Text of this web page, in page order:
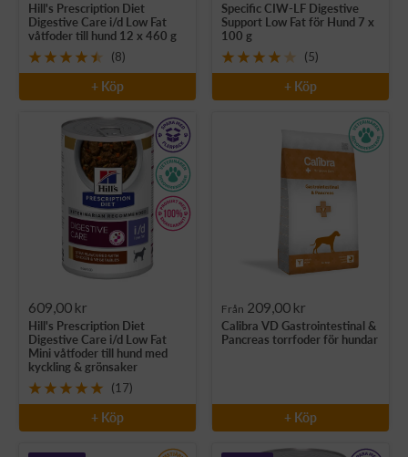
pris
Hill's Prescription Diet
Digestive Care i/d Low Fat
våtfoder till hund 12 x 460 g
(8)
+ Köp
pris
Specific CIW-LF Digestive
Support Low Fat för Hund 7 x
100 g
(5)
+ Köp
Rea-
pris
609,00 kr
Hill's Prescription Diet
Digestive Care i/d Low Fat
Mini våtfoder till hund med
kyckling & grönsaker
(17)
+ Köp
Rea-
pris
Från 209,00 kr
Calibra VD Gastrointestinal &
Pancreas torrfoder för hundar
+ Köp